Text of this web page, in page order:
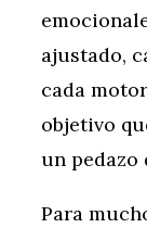
ajustado,
cada
objetivo
un pedazo
Para